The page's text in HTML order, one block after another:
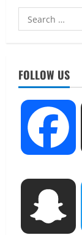
Search
for:
FOLLOW US